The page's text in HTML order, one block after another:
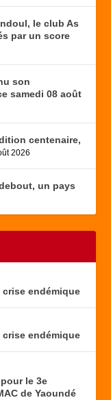
le club As
par un score
son
samedi 08 août
centenaire,
2026
un pays
endémique
endémique
le 3e
de Yaoundé